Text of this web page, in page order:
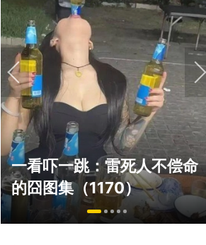
绅士日报：国游泳装皮涩度
拉爆了！大雷熟女上演蒙眼
play